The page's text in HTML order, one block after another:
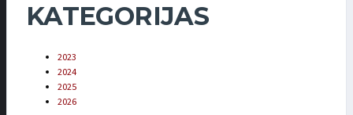
KATEGORIJAS
2023
2024
2025
2026